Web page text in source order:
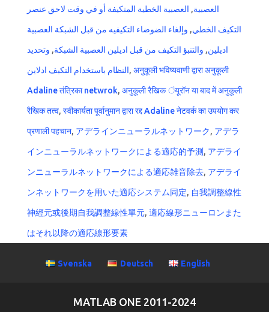
العصبية, العصبية الخطية المتكيفة أو في وقت لاحق عنصر
التكيف الخطي, وإلغاء الضوضاء التكيفيه من قبل الشبكة العصبية
اديلين, والتنبؤ التكيف من قبل اديلين العصبية الشبكة, وتحديد
النظام باستخدام التكيف ادلاين, अनुकूली भविष्यवाणी द्वारा अनुकूली
Adaline तंत्रिका netwrok, अनुकूली रैखिक ंयूरॉन या बाद में अनुकूली
रैखिक तत्व, स्वीकार्यता पूर्वानुमान द्वारा रद्द Adaline नेटवर्क का उपयोग कर
प्रणाली पहचान, アデラインニューラルネットワーク, アデラ
インニューラルネットワークによる適応的予測 , アデライ
ンニューラルネットワークによる適応雑音除去, アデライ
ンネットワークを用いた適応システム同定, 自我調整線性
神經元或後期自我調整線性單元, 適応線形ニューロンまた
はそれ以降の適応線形要素
Svenska Deutsch English
MATLAB ONE 2011-2024